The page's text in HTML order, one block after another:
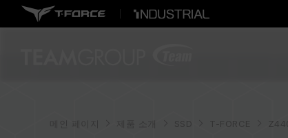
제품 소개 SSD T-FORCE